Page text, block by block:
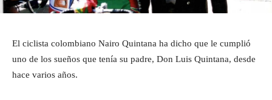
El ciclista colombiano Nairo Quintana ha dicho que le cumplió
uno de los sueños que tenía su padre, Don Luis Quintana, desde
hace varios años.